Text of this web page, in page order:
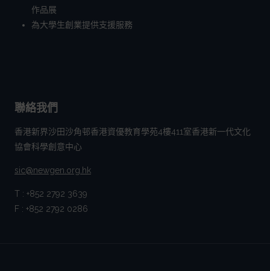
作品展
為大學生創業提供支援服務
聯絡我們
香港新界沙田沙角邨香港資優教育學苑4樓411室香港新一代文化
協會科學創意中心
sic@newgen.org.hk
T : +852 2792 3639
F : +852 2792 0286